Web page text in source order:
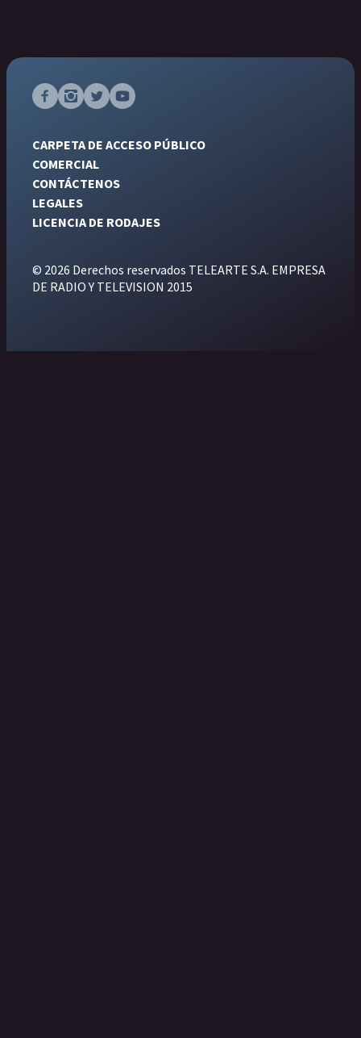
CARPETA DE ACCESO PÚBLICO
COMERCIAL
CONTÁCTENOS
LEGALES
LICENCIA DE RODAJES
© 2026 Derechos reservados TELEARTE S.A. EMPRESA
DE RADIO Y TELEVISION 2015